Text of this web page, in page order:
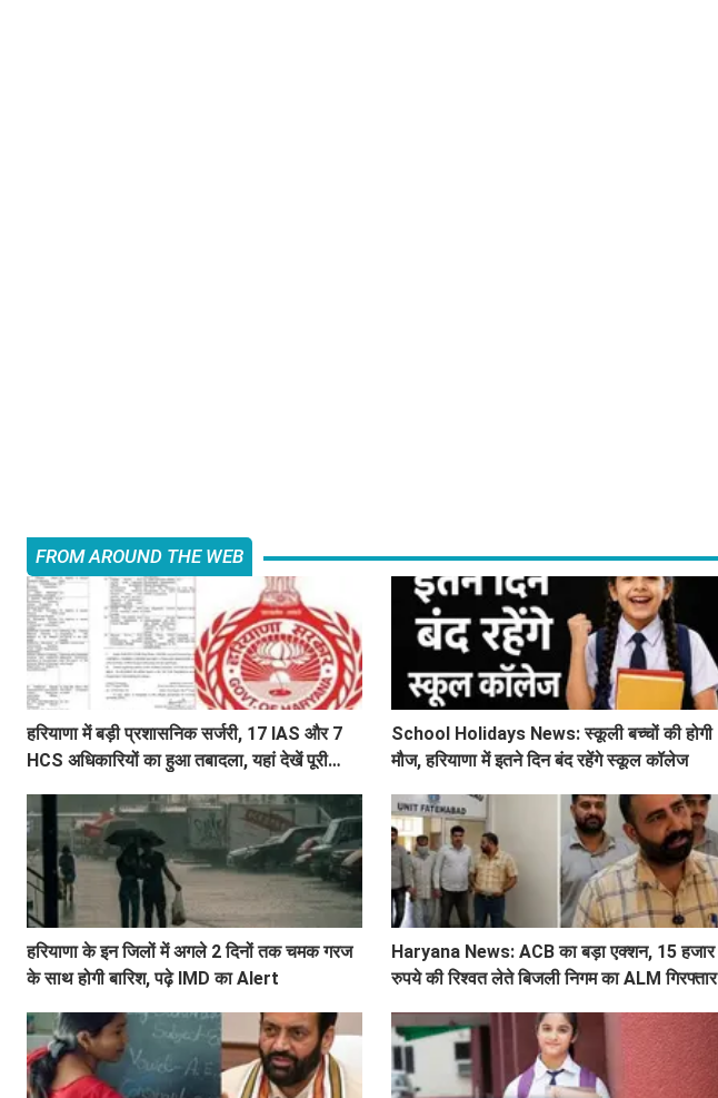
FROM AROUND THE WEB
हरियाणा में बड़ी प्रशासनिक सर्जरी, 17 IAS और 7
HCS अधिकारियों का हुआ तबादला, यहां देखें पूरी
School Holidays News: स्कूली बच्चों की होगी
मौज, हरियाणा में इतने दिन बंद रहेंगे स्कूल कॉलेज
हरियाणा के इन जिलों में अगले 2 दिनों तक चमक गरज
के साथ होगी बारिश, पढ़े IMD का Alert
Haryana News: ACB का बड़ा एक्शन, 15 हजार
रुपये की रिश्वत लेते बिजली निगम का ALM गिरफ्तार